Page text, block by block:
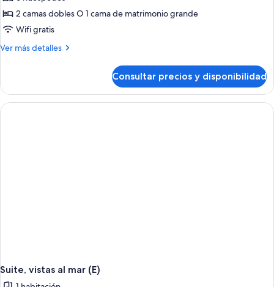
2 camas dobles O 1 cama de matrimonio grande
Wifi gratis
Ver más detalles
Más
doble,
habitaciones
comunicadas,
Consultar precios y disponibilidad
Suite, vistas al mar (E)